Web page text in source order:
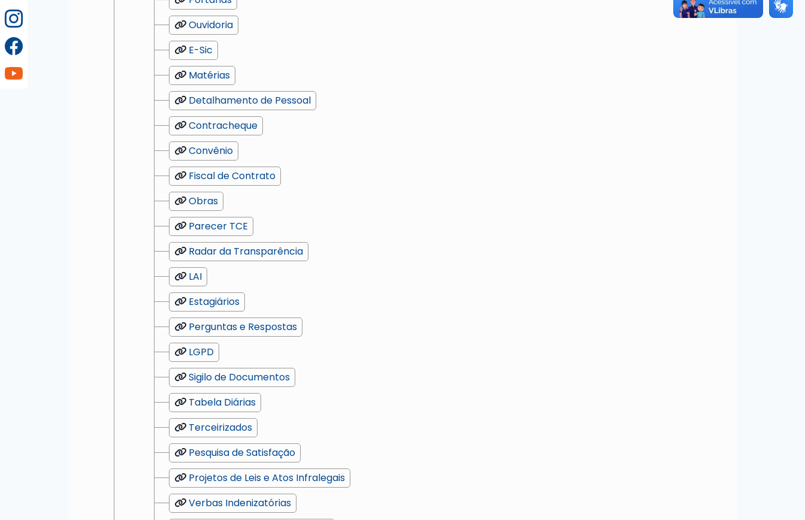
Ouvidoria
E-Sic
Matérias
Detalhamento de Pessoal
Contracheque
Convênio
Fiscal de Contrato
Obras
Parecer TCE
Radar da Transparência
LAI
Estagiários
Perguntas e Respostas
LGPD
Sigilo de Documentos
Tabela Diárias
Terceirizados
Pesquisa de Satisfação
Projetos de Leis e Atos Infralegais
Verbas Indenizatórias